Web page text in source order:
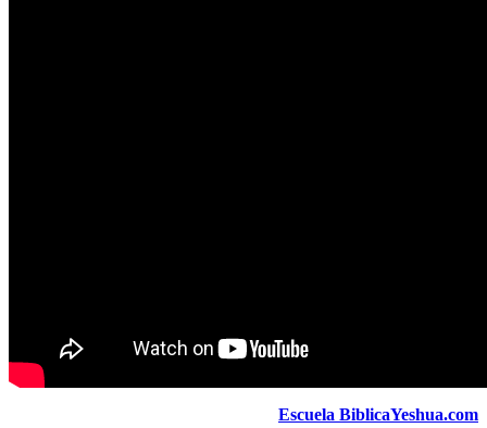
Escuela BiblicaYeshua.com